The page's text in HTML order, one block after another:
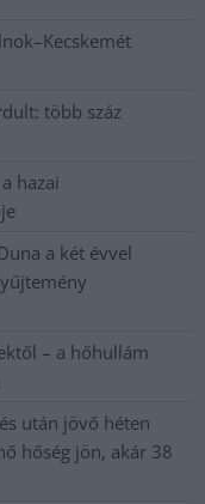
több száz
hazai
a két évvel
– a hőhullám
után jövő héten
hőség jön, akár 38